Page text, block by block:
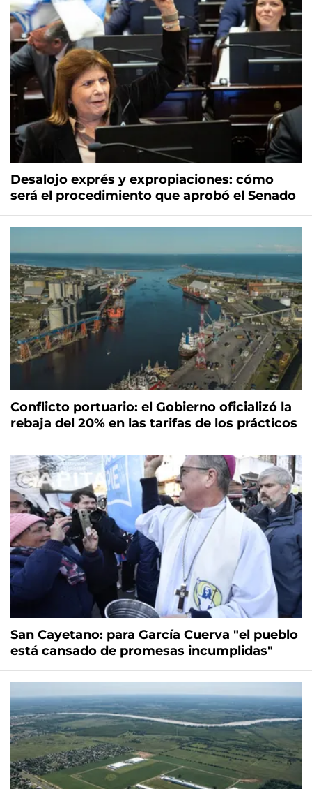
Desalojo exprés y expropiaciones: cómo
será el procedimiento que aprobó el Senado
Conflicto portuario: el Gobierno oficializó la
rebaja del 20% en las tarifas de los prácticos
San Cayetano: para García Cuerva "el pueblo
está cansado de promesas incumplidas"